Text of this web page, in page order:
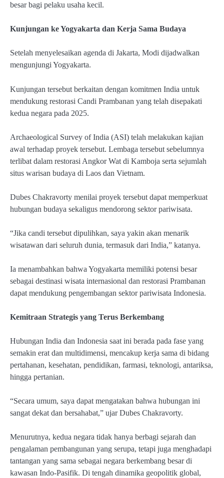
besar bagi pelaku usaha kecil.
Kunjungan ke Yogyakarta dan Kerja Sama Budaya
Setelah menyelesaikan agenda di Jakarta, Modi dijadwalkan
mengunjungi Yogyakarta.
Kunjungan tersebut berkaitan dengan komitmen India untuk
mendukung restorasi Candi Prambanan yang telah disepakati
kedua negara pada 2025.
Archaeological Survey of India (ASI) telah melakukan kajian
awal terhadap proyek tersebut. Lembaga tersebut sebelumnya
terlibat dalam restorasi Angkor Wat di Kamboja serta sejumlah
situs warisan budaya di Laos dan Vietnam.
Dubes Chakravorty menilai proyek tersebut dapat memperkuat
hubungan budaya sekaligus mendorong sektor pariwisata.
“Jika candi tersebut dipulihkan, saya yakin akan menarik
wisatawan dari seluruh dunia, termasuk dari India,” katanya.
Ia menambahkan bahwa Yogyakarta memiliki potensi besar
sebagai destinasi wisata internasional dan restorasi Prambanan
dapat mendukung pengembangan sektor pariwisata Indonesia.
Kemitraan Strategis yang Terus Berkembang
Hubungan India dan Indonesia saat ini berada pada fase yang
semakin erat dan multidimensi, mencakup kerja sama di bidang
pertahanan, kesehatan, pendidikan, farmasi, teknologi, antariksa,
hingga pertanian.
“Secara umum, saya dapat mengatakan bahwa hubungan ini
sangat dekat dan bersahabat,” ujar Dubes Chakravorty.
Menurutnya, kedua negara tidak hanya berbagi sejarah dan
pengalaman pembangunan yang serupa, tetapi juga menghadapi
tantangan yang sama sebagai negara berkembang besar di
kawasan Indo-Pasifik. Di tengah dinamika geopolitik global,